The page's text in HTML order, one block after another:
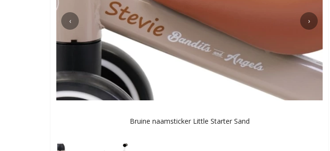
‹ ›
Bruine naamsticker Little Starter Sand